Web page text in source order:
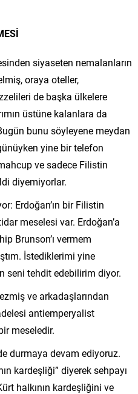
siyaseten nemalanların
oraya oteller,
de başka ülkelere
üstüne kalanlara da
bunu söyleyene meydan
yine bir telefon
ve sadece Filistin
diyemiyorlar.
Erdoğan’ın bir Filistin
meselesi var. Erdoğan’a
Brunson’ı vermem
İstediklerimi yine
seni tehdit edebilirim diyor.
ve arkadaşlarından
antiemperyalist
meseledir.
durmaya devam ediyoruz.
kardeşliği” diyerek sehpayı
halkının kardeşliğini ve